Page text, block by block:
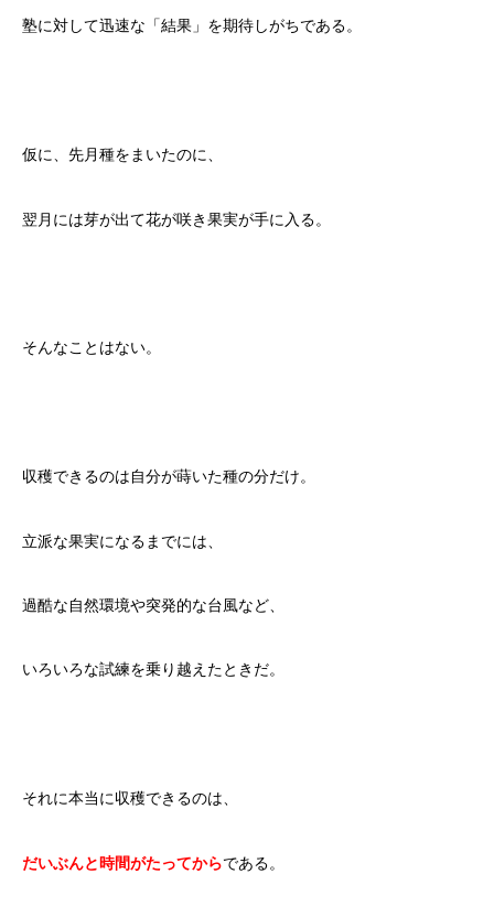
塾に対して迅速な「結果」を期待しがちである。
仮に、先月種をまいたのに、
翌月には芽が出て花が咲き果実が手に入る。
そんなことはない。
収穫できるのは自分が蒔いた種の分だけ。
立派な果実になるまでには、
過酷な自然環境や突発的な台風など、
いろいろな試練を乗り越えたときだ。
それに本当に収穫できるのは、
だいぶんと時間がたってからである。